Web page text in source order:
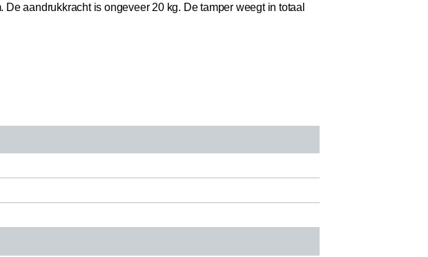
aandrukkracht is ongeveer 20 kg. De tamper weegt in totaal